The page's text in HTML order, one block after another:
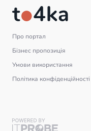
Про портал
Бізнес пропозиція
Умови використання
Політика конфіденційності